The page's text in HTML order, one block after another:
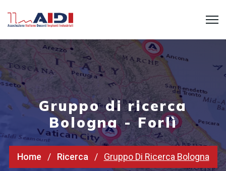
Gruppo di ricerca
Bologna - Forlì
Home Ricerca Gruppo Di Ricerca Bologna